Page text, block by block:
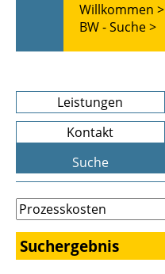
Willkommen >
BW - Suche >
Leistungen
Kontakt
Suche
Suchergebnis